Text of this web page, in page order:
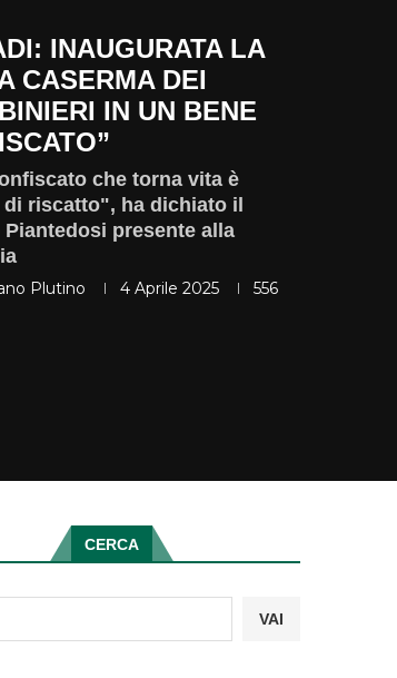
INAUGURATA LA
CASERMA DEI
IN UN BENE
che torna vita è
riscatto", ha dichiato il
presente alla
Plutino 4 Aprile 2025
556
CERCA
VAI